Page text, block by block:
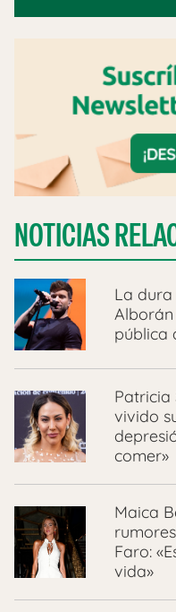
NOTICIAS
La
pública
Patricia
vivido
comer»
Maica
Faro:
vida»